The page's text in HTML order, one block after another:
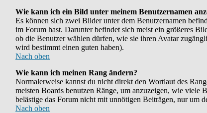
Wie kann ich ein Bild unter meinem Benutzernamen
Es können sich zwei Bilder unter dem Benutzernamen
im Forum hast. Darunter befindet sich meist ein größeres
ob die Benutzer wählen dürfen, wie sie ihren Avatar
wird bestimmt einen guten haben).
Nach oben
Wie kann ich meinen Rang ändern?
Normalerweise kannst du nicht direkt den Wortlaut des
meisten Boards benutzen Ränge, um anzuzeigen, wie viele
belästige das Forum nicht mit unnötigen Beiträgen, nur um
Nach oben